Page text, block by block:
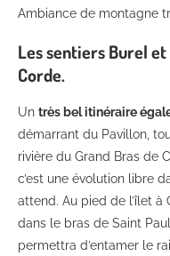
Ambiance de montagne
Les sentiers Burel et
Corde.
Un très bel itinéraire
démarrant du Pavillon,
rivière du Grand Bras de
c’est une évolution libre
attend. Au pied de l’îlet à
dans le bras de Saint
permettra d’entamer le